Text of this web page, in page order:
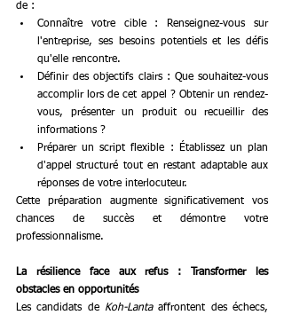
de :
Connaître votre cible : Renseignez-vous sur
l'entreprise, ses besoins potentiels et les défis
qu'elle rencontre.
Définir des objectifs clairs : Que souhaitez-vous
accomplir lors de cet appel ? Obtenir un rendez-
vous, présenter un produit ou recueillir des
informations ?
Préparer un script flexible : Établissez un plan
d'appel structuré tout en restant adaptable aux
réponses de votre interlocuteur.
Cette préparation augmente significativement vos
chances de succès et démontre votre
professionnalisme.
La résilience face aux refus : Transformer les
obstacles en opportunités
Les candidats de Koh-Lanta affrontent des échecs,